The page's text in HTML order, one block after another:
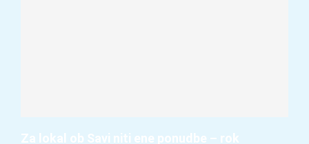
Za lokal ob Savi niti ene ponudbe – rok